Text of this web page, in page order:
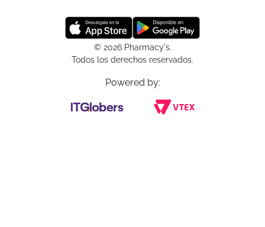
© 2026 Pharmacy's.
Todos los derechos reservados.
Powered by: